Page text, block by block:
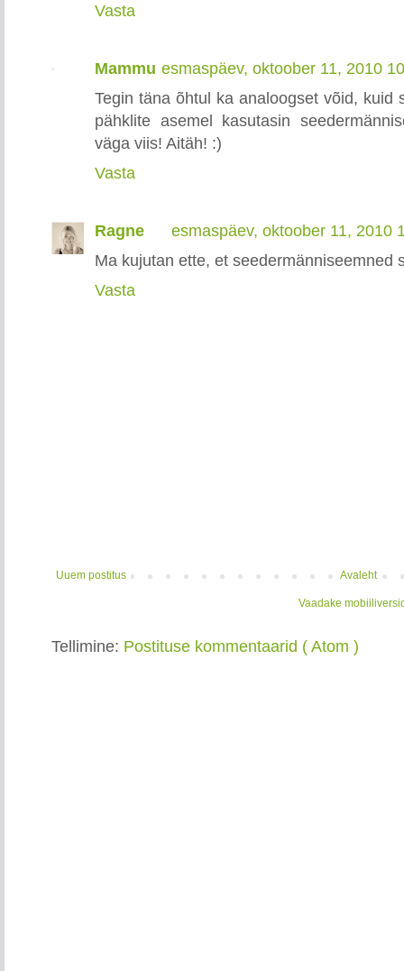
Vasta
Mammu esmaspäev, oktoober 11, 2010
Tegin täna õhtul ka analoogset võid, kuid
pähklite asemel kasutasin
väga viis! Aitäh! :)
Vasta
Ragne
esmaspäev, oktoober 11, 2010
Ma kujutan ette, et seedermänniseemned
Vasta
Uuem postitus Avaleht
Vaadake
Tellimine: Postituse kommentaarid ( Atom )